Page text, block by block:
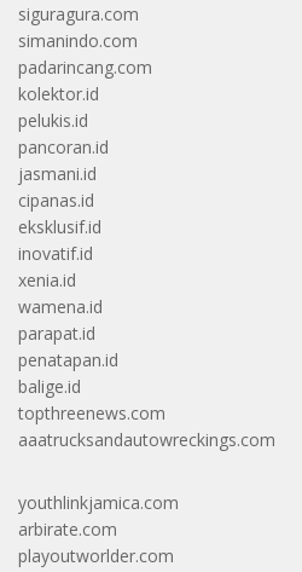
siguragura.com
simanindo.com
padarincang.com
kolektor.id
pelukis.id
pancoran.id
jasmani.id
cipanas.id
eksklusif.id
inovatif.id
xenia.id
wamena.id
parapat.id
penatapan.id
balige.id
topthreenews.com
aaatrucksandautowreckings.com
youthlinkjamica.com
arbirate.com
playoutworlder.com